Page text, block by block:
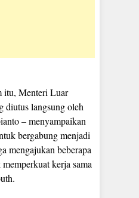
itu, Menteri Luar
diutus langsung oleh
– menyampaikan
bergabung menjadi
mengajukan beberapa
kerja sama